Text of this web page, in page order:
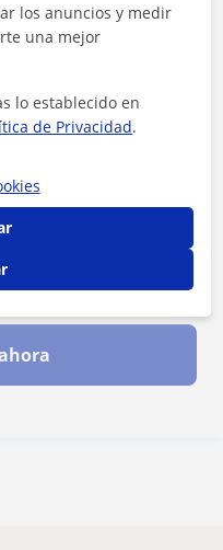
y deprivacidad
los anuncios y medir
una mejor
lo establecido en
de Privacidad.